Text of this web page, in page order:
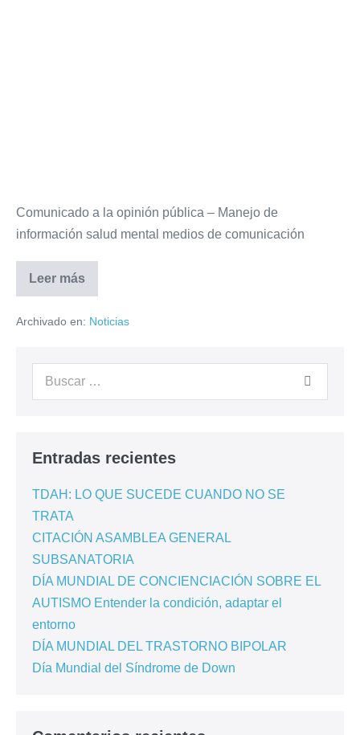
Comunicado a la opinión pública – Manejo de
información salud mental medios de comunicación
Leer más
Archivado en: Noticias
Entradas recientes
TDAH: LO QUE SUCEDE CUANDO NO SE
TRATA
CITACIÓN ASAMBLEA GENERAL
SUBSANATORIA
DÍA MUNDIAL DE CONCIENCIACIÓN SOBRE EL
AUTISMO Entender la condición, adaptar el
entorno
DÍA MUNDIAL DEL TRASTORNO BIPOLAR
Día Mundial del Síndrome de Down